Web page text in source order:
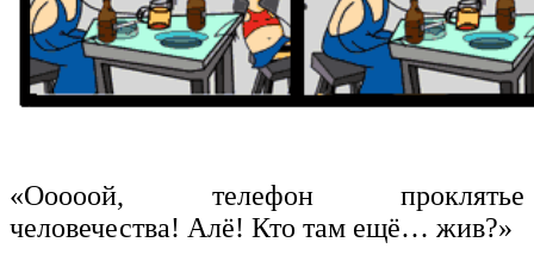
«Ооооой, телефон проклятье
человечества! Алё! Кто там ещё… жив?»